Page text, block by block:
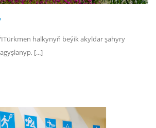
halkynyň beýik akyldar şahyry
[...]